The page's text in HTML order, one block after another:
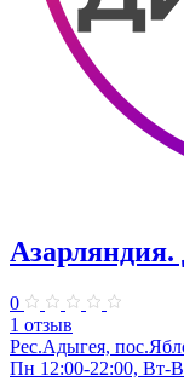
Азарляндия.
0
1 отзыв
Рес.Адыгея,
Пн 12:00-22:00, Вт-